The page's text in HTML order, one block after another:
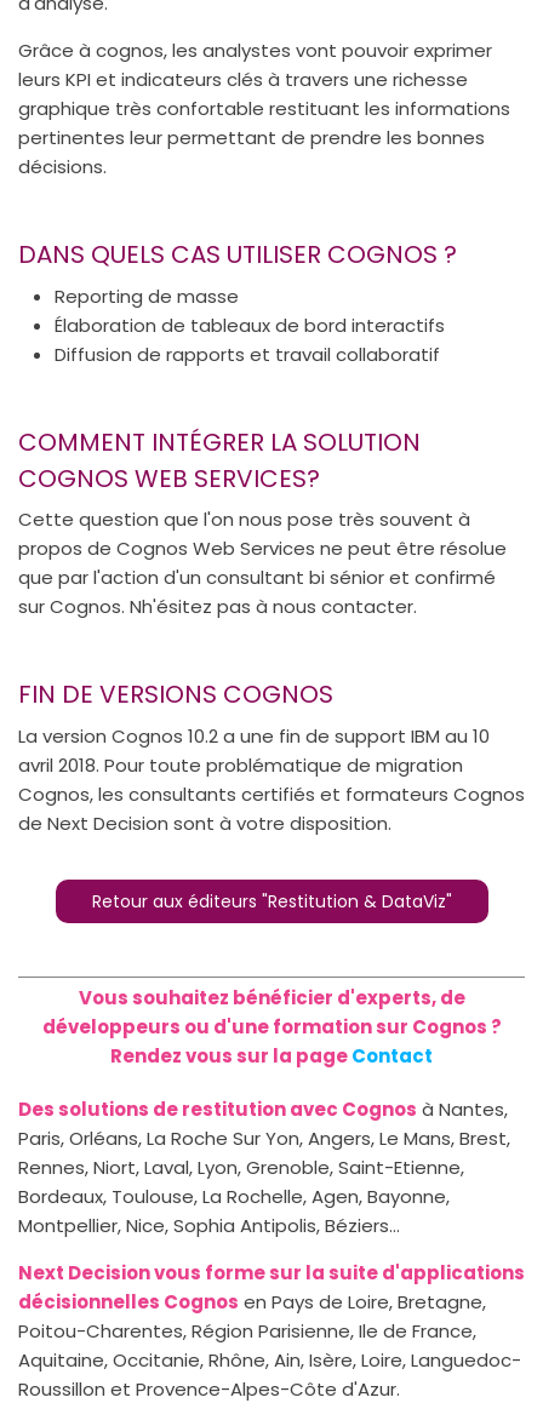
Grâce à cognos, les analystes vont pouvoir exprimer
leurs KPI et indicateurs clés à travers une richesse
graphique très confortable restituant les informations
pertinentes leur permettant de prendre les bonnes
décisions.
DANS QUELS CAS UTILISER COGNOS ?
Reporting de masse
Élaboration de tableaux de bord interactifs
Diffusion de rapports et travail collaboratif
COMMENT INTÉGRER LA SOLUTION
COGNOS WEB SERVICES?
Cette question que l'on nous pose très souvent à
propos de Cognos Web Services ne peut être résolue
que par l'action d'un consultant bi sénior et confirmé
sur Cognos. Nh'ésitez pas à nous contacter.
FIN DE VERSIONS COGNOS
La version Cognos 10.2 a une fin de support IBM au 10
avril 2018. Pour toute problématique de migration
Cognos, les consultants certifiés et formateurs Cognos
de Next Decision sont à votre disposition.
Retour aux éditeurs "Restitution & DataViz"
Vous souhaitez bénéficier d'experts, de
développeurs ou d'une formation sur Cognos ?
Rendez vous sur la pageContact
Des solutions de restitution avec Cognos à Nantes,
Paris, Orléans, La Roche Sur Yon, Angers, Le Mans, Brest,
Rennes, Niort, Laval, Lyon, Grenoble, Saint-Etienne,
Bordeaux, Toulouse, La Rochelle, Agen, Bayonne,
Montpellier, Nice, Sophia Antipolis, Béziers...
Next Decision vous forme sur la suite d'applications
décisionnelles Cognos en Pays de Loire, Bretagne,
Poitou-Charentes, Région Parisienne, Ile de France,
Aquitaine, Occitanie, Rhône, Ain, Isère, Loire, Languedoc-
Roussillon et Provence-Alpes-Côte d'Azur.